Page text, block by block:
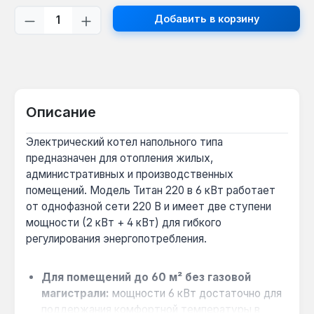
Количество продукта: введите
Добавить в корзину
Описание
Электрический котел напольного типа
предназначен для отопления жилых,
административных и производственных
помещений. Модель Титан 220 в 6 кВт работает
от однофазной сети 220 В и имеет две ступени
мощности (2 кВт + 4 кВт) для гибкого
регулирования энергопотребления.
Для помещений до 60 м² без газовой
магистрали: мощности 6 кВт достаточно для
поддержания комфортной температуры в